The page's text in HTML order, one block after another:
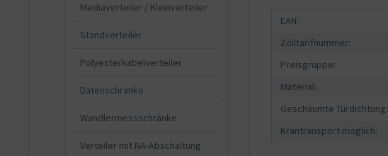
Mediaverteiler / Kleinverteiler
Standverteiler
Polyesterkabelverteiler
Datenschränke
Wandlermessschränke
Verteiler mit NA-Abschaltung
EAN:
Zolltarifnummer:
Preisgruppe:
Material:
Geschäumte Türdichtung:
Krantransport möglich: